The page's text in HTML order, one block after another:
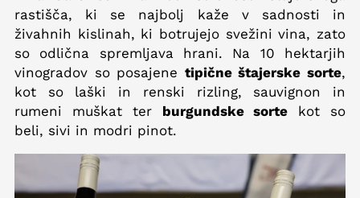
rastišča, ki se najbolj kaže v sadnosti in
živahnih kislinah, ki botrujejo svežini vina, zato
so odlična spremljava hrani. Na 10 hektarjih
vinogradov so posajene tipične štajerske sorte,
kot so laški in renski rizling, sauvignon in
rumeni muškat ter burgundske sorte kot so
beli, sivi in modri pinot.